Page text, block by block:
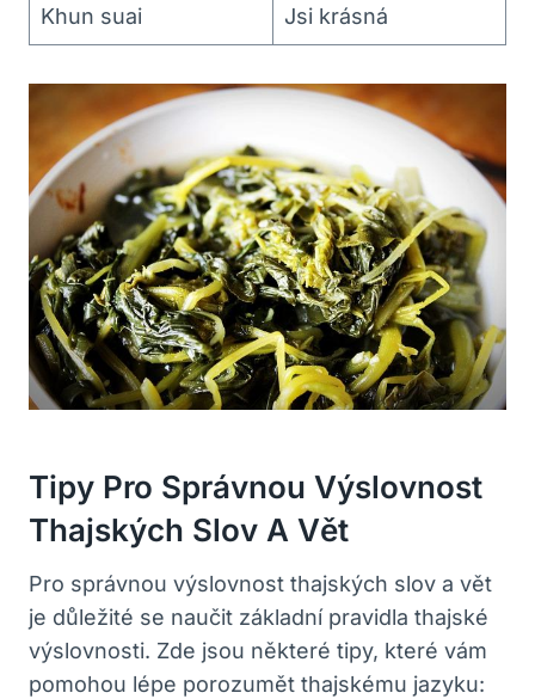
Khun ​suai Jsi krásná
Tipy Pro Správnou Výslovnost
Thajských Slov A Vět
Pro správnou výslovnost thajských slov a vět
je důležité se naučit základní pravidla thajské
výslovnosti. Zde jsou některé tipy, které vám
pomohou ⁣lépe ‌porozumět thajskému​ jazyku: